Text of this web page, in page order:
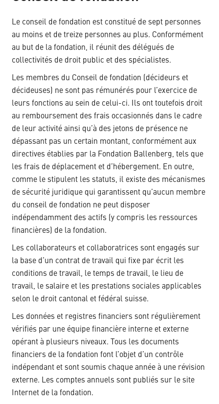
Le conseil de fondation est constitué de sept personnes
au moins et de treize personnes au plus. Conformément
au but de la fondation, il réunit des délégués de
collectivités de droit public et des spécialistes.
Les membres du Conseil de fondation (décideurs et
décideuses) ne sont pas rémunérés pour l’exercice de
leurs fonctions au sein de celui-ci. Ils ont toutefois droit
au remboursement des frais occasionnés dans le cadre
de leur activité ainsi qu’à des jetons de présence ne
dépassant pas un certain montant, conformément aux
directives établies par la Fondation Ballenberg, tels que
les frais de déplacement et d’hébergement. En outre,
comme le stipulent les statuts, il existe des mécanismes
de sécurité juridique qui garantissent qu’aucun membre
du conseil de fondation ne peut disposer
indépendamment des actifs (y compris les ressources
financières) de la fondation.
Les collaborateurs et collaboratrices sont engagés sur
la base d’un contrat de travail qui fixe par écrit les
conditions de travail, le temps de travail, le lieu de
travail, le salaire et les prestations sociales applicables
selon le droit cantonal et fédéral suisse.
Les données et registres financiers sont régulièrement
vérifiés par une équipe financière interne et externe
opérant à plusieurs niveaux. Tous les documents
financiers de la fondation font l’objet d’un contrôle
indépendant et sont soumis chaque année à une révision
externe. Les comptes annuels sont publiés sur le site
Internet de la fondation.